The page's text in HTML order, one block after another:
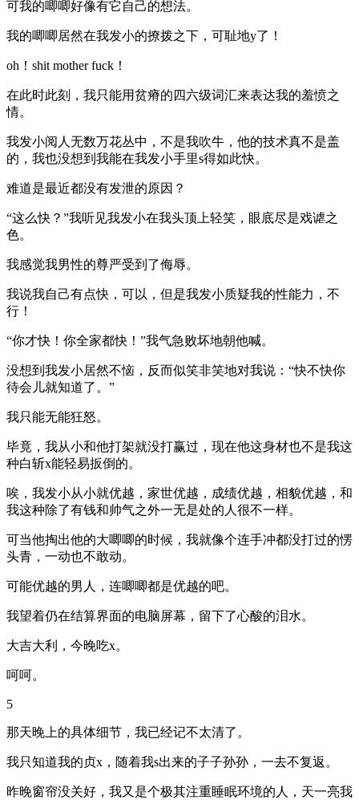
可我的唧唧好像有它自己的想法。
我的唧唧居然在我发小的撩拨之下，可耻地y了！
oh！shit mother fuck！
在此时此刻，我只能用贫瘠的四六级词汇来表达我的羞愤之
情。
我发小阅人无数万花丛中，不是我吹牛，他的技术真不是盖
的，我也没想到我能在我发小手里s得如此快。
难道是最近都没有发泄的原因？
“这么快？”我听见我发小在我头顶上轻笑，眼底尽是戏谑之
色。
我感觉我男性的尊严受到了侮辱。
我说我自己有点快，可以，但是我发小质疑我的性能力，不
行！
“你才快！你全家都快！”我气急败坏地朝他喊。
没想到我发小居然不恼，反而似笑非笑地对我说：“快不快你
待会儿就知道了。”
我只能无能狂怒。
毕竟，我从小和他打架就没打赢过，现在他这身材也不是我这
种白斩x能轻易扳倒的。
唉，我发小从小就优越，家世优越，成绩优越，相貌优越，和
我这种除了有钱和帅气之外一无是处的人很不一样。
可当他掏出他的大唧唧的时候，我就像个连手冲都没打过的愣
头青，一动也不敢动。
可能优越的男人，连唧唧都是优越的吧。
我望着仍在结算界面的电脑屏幕，留下了心酸的泪水。
大吉大利，今晚吃x。
呵呵。
5
那天晚上的具体细节，我已经记不太清了。
我只知道我的贞x，随着我s出来的子子孙孙，一去不复返。
昨晚窗帘没关好，我又是个极其注重睡眠环境的人，天一亮我